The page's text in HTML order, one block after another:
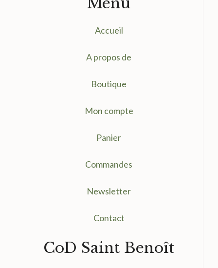
Accueil
A propos de
Boutique
Mon compte
Panier
Commandes
Newsletter
Contact
CoD Saint Benoît